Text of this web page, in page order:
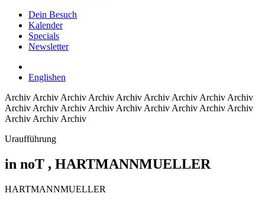
Dein Besuch
Kalender
Specials
Newsletter
Englishen
Archiv Archiv Archiv Archiv Archiv Archiv Archiv Archiv Archiv
Archiv Archiv Archiv Archiv Archiv Archiv Archiv Archiv Archiv
Archiv Archiv Archiv
Uraufführung
in noT , HARTMANNMUELLER
HARTMANNMUELLER